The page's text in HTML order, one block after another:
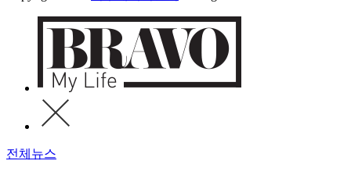
전체뉴스